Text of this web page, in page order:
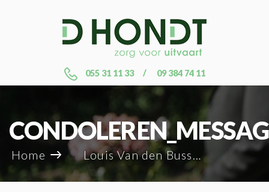
055 31 11 33 09 384 74 11
Home Louis Van den Bussche_7285